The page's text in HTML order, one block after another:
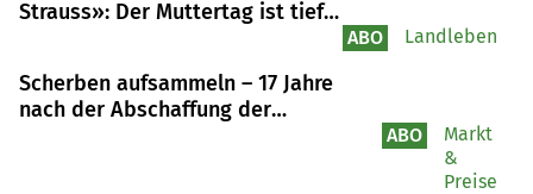
Strauss»: Der Muttertag ist tief
ABO Landleben
Scherben aufsammeln – 17 Jahre
nach der Abschaffung der
ABO
Markt
&
Preise